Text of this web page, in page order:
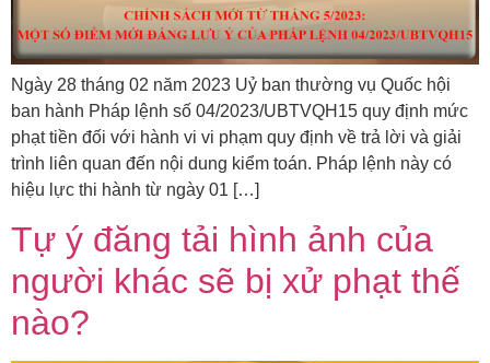
Ngày 28 tháng 02 năm 2023 Uỷ ban thường vụ Quốc hội
ban hành Pháp lệnh số 04/2023/UBTVQH15 quy định mức
phạt tiền đối với hành vi vi phạm quy định về trả lời và giải
trình liên quan đến nội dung kiểm toán. Pháp lệnh này có
hiệu lực thi hành từ ngày 01 […]
Tự ý đăng tải hình ảnh của
người khác sẽ bị xử phạt thế
nào?